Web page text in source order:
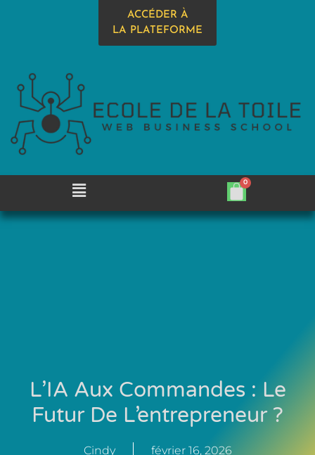
ACCÉDER À
LA PLATEFORME
L’IA Aux Commandes : Le
Futur De L’entrepreneur ?
Cindy février 16, 2026